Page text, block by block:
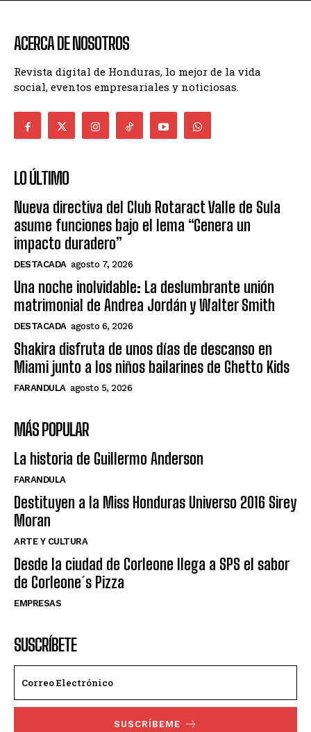
ACERCA DE NOSOTROS
Revista digital de Honduras, lo mejor de la vida
social, eventos empresariales y noticiosas.
LO ÚLTIMO
Nueva directiva del Club Rotaract Valle de Sula
asume funciones bajo el lema “Genera un
impacto duradero”
DESTACADA agosto 7, 2026
Una noche inolvidable: La deslumbrante unión
matrimonial de Andrea Jordán y Walter Smith
DESTACADA agosto 6, 2026
Shakira disfruta de unos días de descanso en
Miami junto a los niños bailarines de Ghetto Kids
FARANDULA agosto 5, 2026
MÁS POPULAR
La historia de Guillermo Anderson
FARANDULA
Destituyen a la Miss Honduras Universo 2016 Sirey
Moran
ARTE Y CULTURA
Desde la ciudad de Corleone llega a SPS el sabor
de Corleone´s Pizza
EMPRESAS
SUSCRÍBETE
SUSCRÍBEME